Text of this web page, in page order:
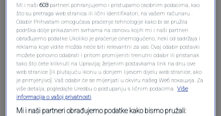
Mi i naši603 partneri pohranjujemo i pristupamo osobnim podacima, kao
što su pretraga web stranica ili lični identifikatori, na vašem računaru .
Odabir Prihvatam omogućava praćenje tehnologije kako bi se pružila
podrška dolje prikazanim svrhama na osnovu kojih mi i naši partneri
obrađujemo podatke Ukoliko je praćenje onemogućeno, neki od sadržaja i
reklama koje vidite možda neće biti relevantni za vas. Ovaj odabir postavki
možete ponovno odabrati i pritom promijeniti trenutni odabir ili pristanak
tako što ćete kliknuti na Upravljaj željenim postavkama link na dnu ove
web stranice [ili plutajuću ikonu u donjem lijevom dijelu web stranice, ako
je primjenjivo]. Vaš odabir će se mijenjati u okviru našeg Wеб локација. Za
više detalja, pogledajte Uredbu o postupanju s ličnim podacima. Više
informacija o vašoj privatnosti
Mi i naši partneri obrađujemo podatke kako bismo pružali: